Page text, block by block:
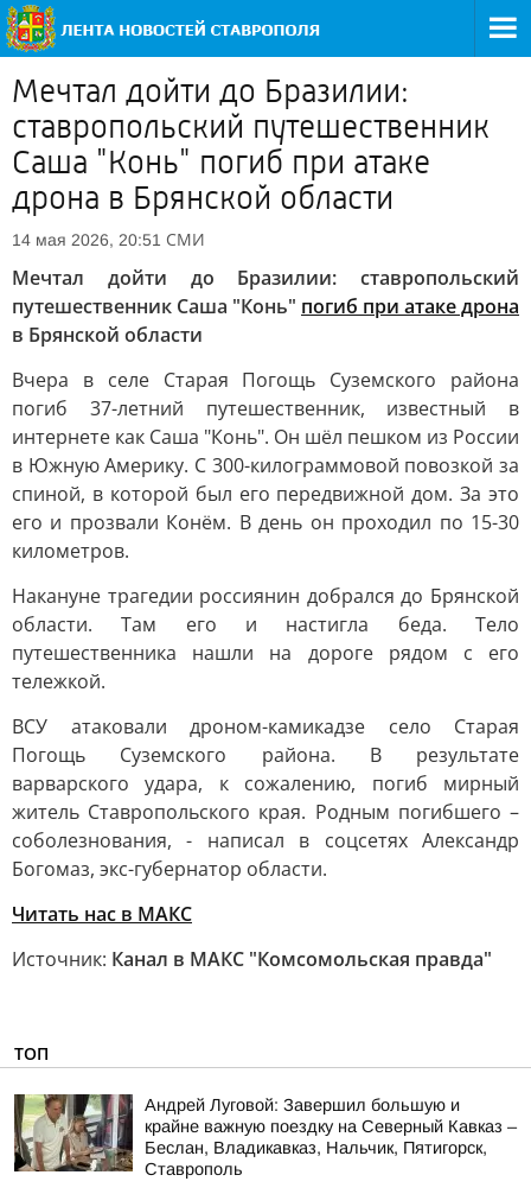
Мечтал дойти до Бразилии:
ставропольский путешественник
Саша "Конь" погиб при атаке
дрона в Брянской области
14 мая 2026, 20:51 СМИ
Мечтал дойти до Бразилии: ставропольский
путешественник Саша "Конь" погиб при атаке дрона
в Брянской области
Вчера в селе Старая Погощь Суземского района
погиб 37-летний путешественник, известный в
интернете как Саша "Конь". Он шёл пешком из России
в Южную Америку. С 300-килограммовой повозкой за
спиной, в которой был его передвижной дом. За это
его и прозвали Конём. В день он проходил по 15-30
километров.
Накануне трагедии россиянин добрался до Брянской
области. Там его и настигла беда. Тело
путешественника нашли на дороге рядом с его
тележкой.
ВСУ атаковали дроном-камикадзе село Старая
Погощь Суземского района. В результате
варварского удара, к сожалению, погиб мирный
житель Ставропольского края. Родным погибшего –
соболезнования, - написал в соцсетях Александр
Богомаз, экс-губернатор области.
Читать нас в MAКС
Источник: Канал в МАКС "Комсомольская правда"
ТОП
Андрей Луговой: Завершил большую и
крайне важную поездку на Северный Кавказ –
Беслан, Владикавказ, Нальчик, Пятигорск,
Ставрополь